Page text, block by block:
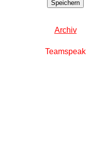
Archiv
Teamspeak